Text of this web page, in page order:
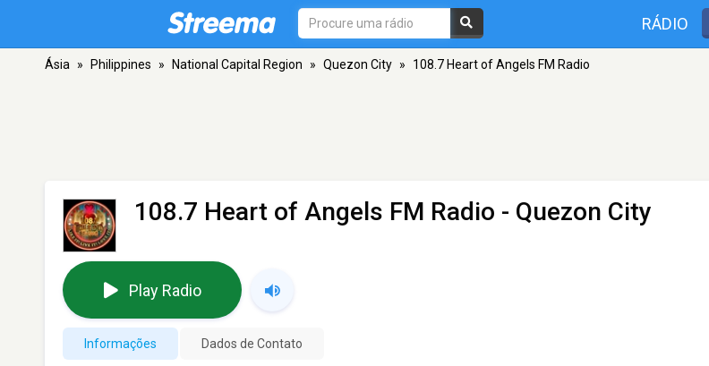
RÁDIO
Ásia » Philippines » National Capital Region » Quezon City » 108.7 Heart of Angels FM Radio
108.7 Heart of Angels FM Radio - Quezon City
Play Radio
Informações Dados de Contato